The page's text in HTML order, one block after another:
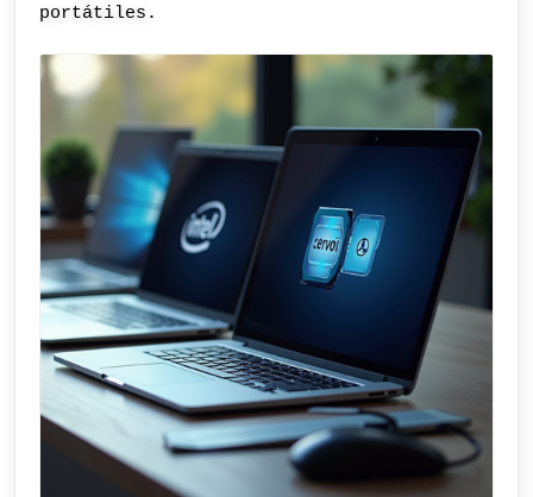
portátiles.